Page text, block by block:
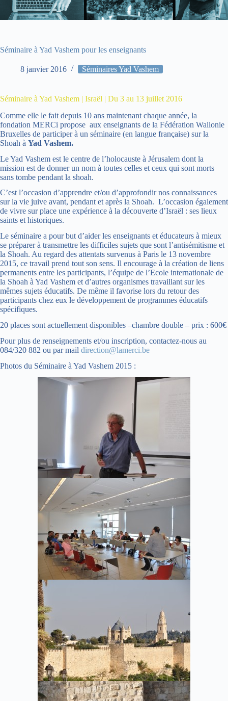
Séminaire à Yad Vashem pour les enseignants
8 janvier 2016 Séminaires Yad Vashem
Séminaire à Yad Vashem | Israël | Du 3 au 13 juillet 2016
Comme elle le fait depuis 10 ans maintenant chaque année, la
fondation MERCi propose aux enseignants de la Fédération Wallonie
Bruxelles de participer à un séminaire (en langue française) sur la
Shoah à Yad Vashem.
Le Yad Vashem est le centre de l’holocauste à Jérusalem dont la
mission est de donner un nom à toutes celles et ceux qui sont morts
sans tombe pendant la shoah.
C’est l’occasion d’apprendre et/ou d’approfondir nos connaissances
sur la vie juive avant, pendant et après la Shoah. L’occasion également
de vivre sur place une expérience à la découverte d’Israël : ses lieux
saints et historiques.
Le séminaire a pour but d’aider les enseignants et éducateurs à mieux
se préparer à transmettre les difficiles sujets que sont l’antisémitisme et
la Shoah. Au regard des attentats survenus à Paris le 13 novembre
2015, ce travail prend tout son sens. Il encourage à la création de liens
permanents entre les participants, l’équipe de l’Ecole internationale de
la Shoah à Yad Vashem et d’autres organismes travaillant sur les
mêmes sujets éducatifs. De même il favorise lors du retour des
participants chez eux le développement de programmes éducatifs
spécifiques.
20 places sont actuellement disponibles –chambre double – prix : 600€
Pour plus de renseignements et/ou inscription, contactez-nous au
084/320 882 ou par mail direction@lamerci.be
Photos du Séminaire à Yad Vashem 2015 :